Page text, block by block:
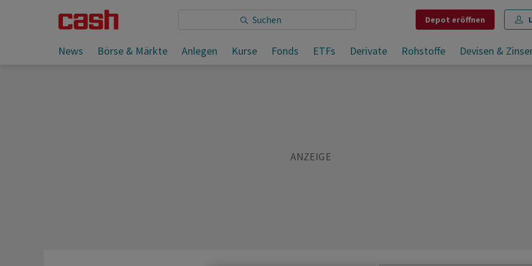
Depot eröffnen
News Börse & Märkte Anlegen Kurse Fonds ETFs Derivate Rohstoffe Devisen &
Sie lesen: Brokerwahl entscheidet über Trading-Kosten
Teilen Merken Drucken Kommentare